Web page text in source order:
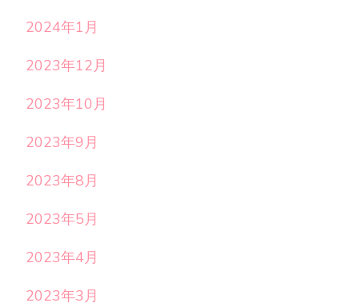
2024年1月
2023年12月
2023年10月
2023年9月
2023年8月
2023年5月
2023年4月
2023年3月